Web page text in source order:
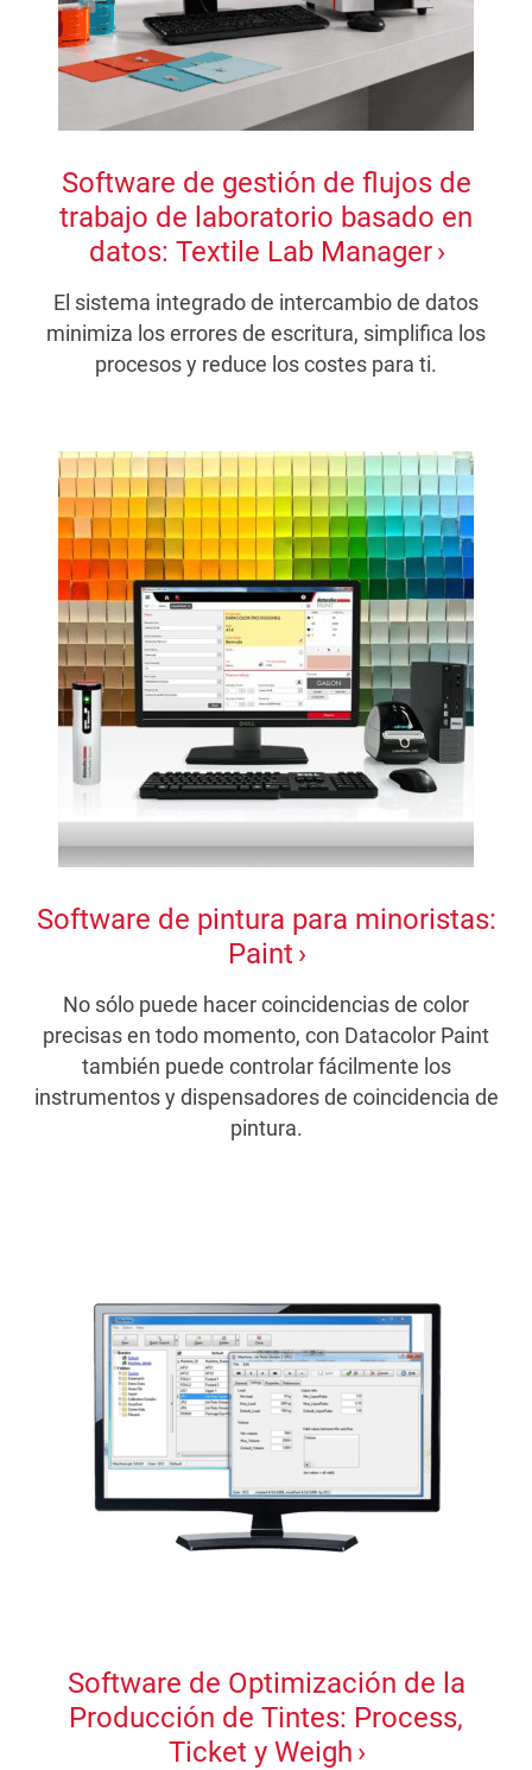
Software de gestión de flujos de
trabajo de laboratorio basado en
datos: Textile Lab Manager
El sistema integrado de intercambio de datos
minimiza los errores de escritura, simplifica los
procesos y reduce los costes para ti.
Software de pintura para minoristas:
Paint
No sólo puede hacer coincidencias de color
precisas en todo momento, con Datacolor Paint
también puede controlar fácilmente los
instrumentos y dispensadores de coincidencia de
pintura.
Software de Optimización de la
Producción de Tintes: Process,
Ticket y Weigh